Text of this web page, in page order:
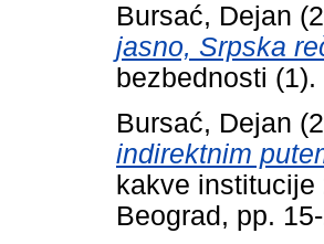
Bursać, Dejan
jasno, Srpska
bezbednosti
Bursać, Dejan
indirektnim
kakve
Beograd, pp.